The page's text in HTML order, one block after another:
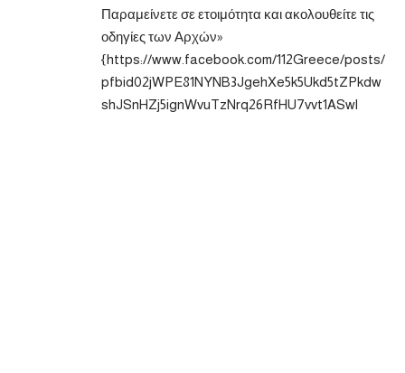
Παραμείνετε σε ετοιμότητα και ακολουθείτε τις
οδηγίες των Αρχών»
{https://www.facebook.com/112Greece/posts/
pfbid02jWPE81NYNB3JgehXe5k5Ukd5tZPkdw
shJSnHZj5ignWvuTzNrq26RfHU7vvt1ASwl